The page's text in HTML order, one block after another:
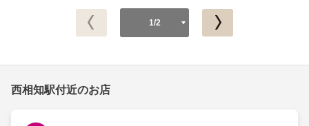
1/2
西相知駅付近のお店